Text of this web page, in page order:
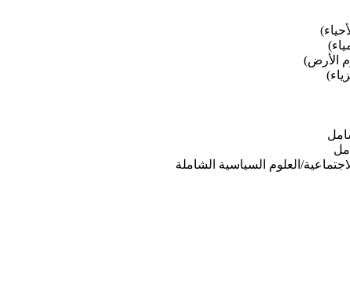
الأرض)
العلوم السياسية الشاملة